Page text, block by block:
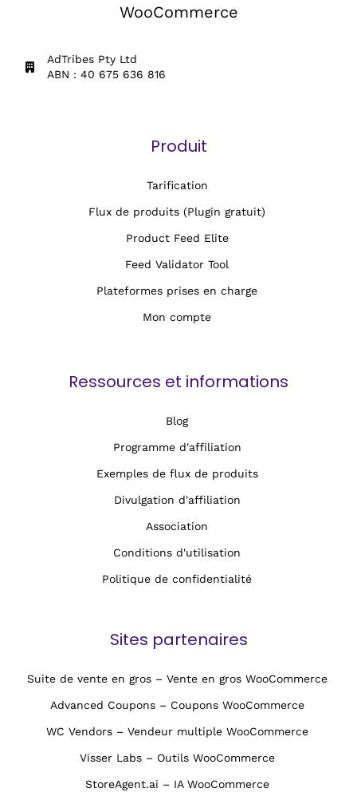
WooCommerce
AdTribes Pty Ltd
ABN : 40 675 636 816
Produit
Tarification
Flux de produits (Plugin gratuit)
Product Feed Elite
Feed Validator Tool
Plateformes prises en charge
Mon compte
Ressources et informations
Blog
Programme d'affiliation
Exemples de flux de produits
Divulgation d'affiliation
Association
Conditions d'utilisation
Politique de confidentialité
Sites partenaires
Suite de vente en gros – Vente en gros WooCommerce
Advanced Coupons – Coupons WooCommerce
WC Vendors – Vendeur multiple WooCommerce
Visser Labs – Outils WooCommerce
StoreAgent.ai – IA WooCommerce